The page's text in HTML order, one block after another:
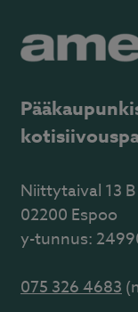
Niittytaival 13 B
02200 Espoo
y-tunnus:
075 326 4683